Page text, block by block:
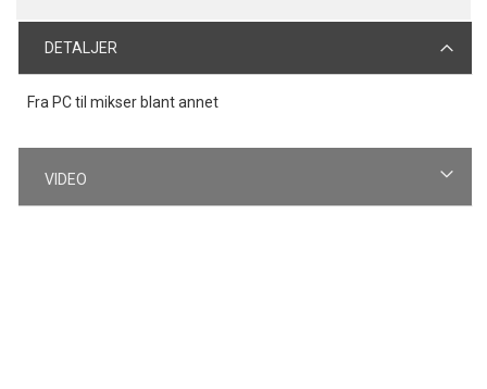
DETALJER
Fra PC til mikser blant annet
VIDEO